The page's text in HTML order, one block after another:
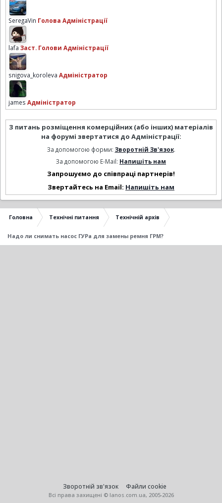
SeregaVin Голова Адміністрації
lafa Заст. Голови Адміністрації
snigova_koroleva Адміністратор
james Адміністратор
З питань розміщення комерційних (або інших) матеріалів
на форумі звертатися до Адміністрації:
За допомогою форми: Зворотній Зв'язок.
За допомогою E-Mail: Напишіть нам
Запрошуємо до співпраці партнерів!
Звертайтесь на Email: Напишіть нам
Головна Технічні питання Технічній архів
Надо ли снимать насос ГУРа для замены ремня ГРМ?
Зворотній зв'язок Файли cookie
Всі права захищені © lanos.com.ua, 2005-2026